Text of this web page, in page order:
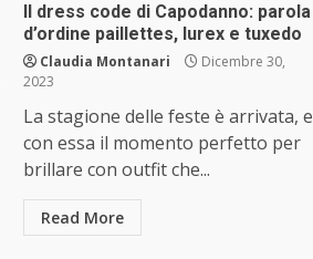
Il dress code di Capodanno: parola
d’ordine paillettes, lurex e tuxedo
Claudia Montanari
Dicembre 30,
2023
La stagione delle feste è arrivata, e
con essa il momento perfetto per
brillare con outfit che...
Read More